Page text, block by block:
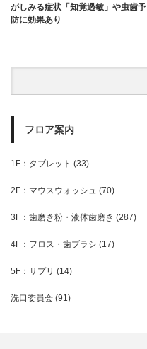
がしみる症状「知覚過敏」や虫歯予
防に効果あり
フロア案内
1F：タブレット (33)
2F：マウスウォッシュ (70)
3F：歯磨き粉・液体歯磨き (287)
4F：フロス・歯ブラシ (17)
5F：サプリ (14)
洗口委員会 (91)